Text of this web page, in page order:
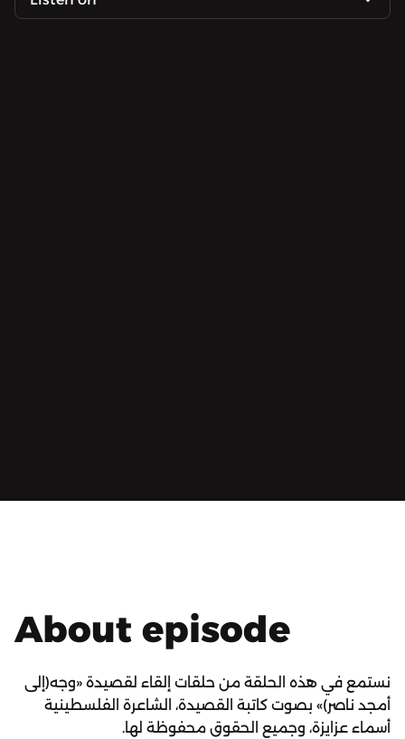
About episode
نستمع في هذه الحلقة من حلقات إلقاء لقصيدة «وجه(إلى
أمجد ناصر)» بصوت كاتبة القصيدة، الشاعرة الفلسطينية
أسماء عزايزة، وجميع الحقوق محفوظة لها.